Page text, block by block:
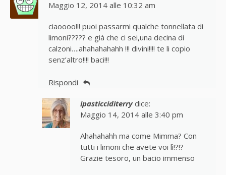
Maggio 12, 2014 alle 10:32 am
ciaoooo!!! puoi passarmi qualche tonnellata di
limoni????? e già che ci sei,una decina di
calzoni….ahahahahahh !!! divini!!!! te li copio
senz’altro!!!! baci!!!
Rispondi
ipasticciditerry dice:
Maggio 14, 2014 alle 3:40 pm
Ahahahahh ma come Mimma? Con
tutti i limoni che avete voi lì!?!?
Grazie tesoro, un bacio immenso